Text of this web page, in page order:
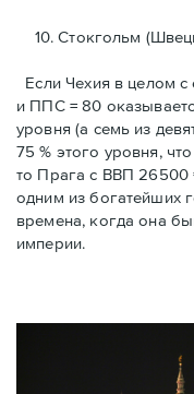
10. Стокгольм
Если Чехия в целом
и ППС = 80
уровня (а семь из
75 % этого уровня,
то Прага с ВВП 26500
одним из богатейших
времена, когда она
империи.